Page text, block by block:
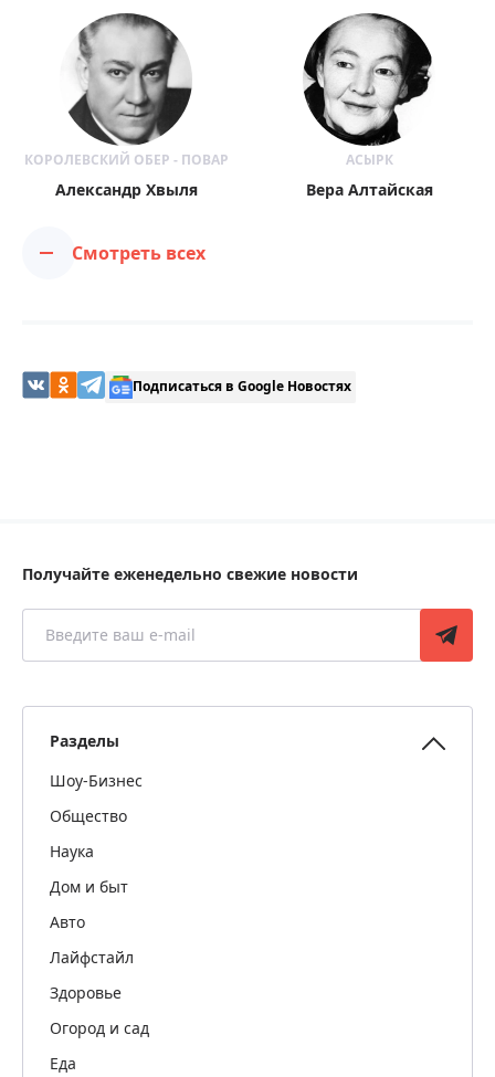
КОРОЛЕВСКИЙ ОБЕР - ПОВАР
Александр Хвыля
АСЫРК
Вера Алтайская
Смотреть всех
Подписаться в Google Новостях
Получайте еженедельно свежие новости
Разделы
Шоу-Бизнес
Общество
Наука
Дом и быт
Авто
Лайфстайл
Здоровье
Огород и сад
Еда